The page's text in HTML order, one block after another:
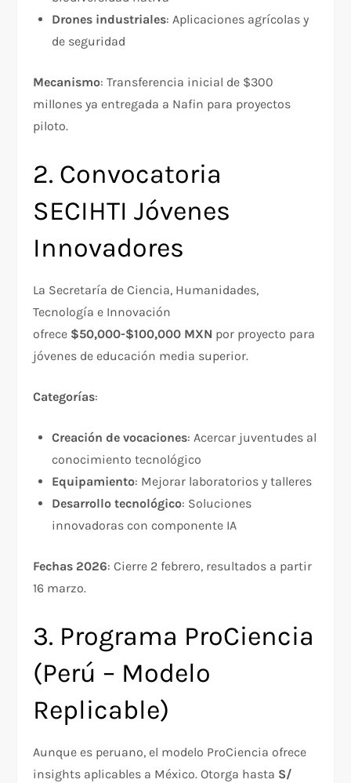
Drones industriales: Aplicaciones agrícolas y
de seguridad
Mecanismo: Transferencia inicial de $300
millones ya entregada a Nafin para proyectos
piloto.​
2. Convocatoria
SECIHTI Jóvenes
Innovadores
La Secretaría de Ciencia, Humanidades,
Tecnología e Innovación
ofrece $50,000-$100,000 MXN por proyecto para
jóvenes de educación media superior.​
Categorías:
Creación de vocaciones: Acercar juventudes al
conocimiento tecnológico
Equipamiento: Mejorar laboratorios y talleres
Desarrollo tecnológico: Soluciones
innovadoras con componente IA
Fechas 2026: Cierre 2 febrero, resultados a partir
16 marzo.​
3. Programa ProCiencia
(Perú – Modelo
Replicable)
Aunque es peruano, el modelo ProCiencia ofrece
insights aplicables a México. Otorga hasta S/